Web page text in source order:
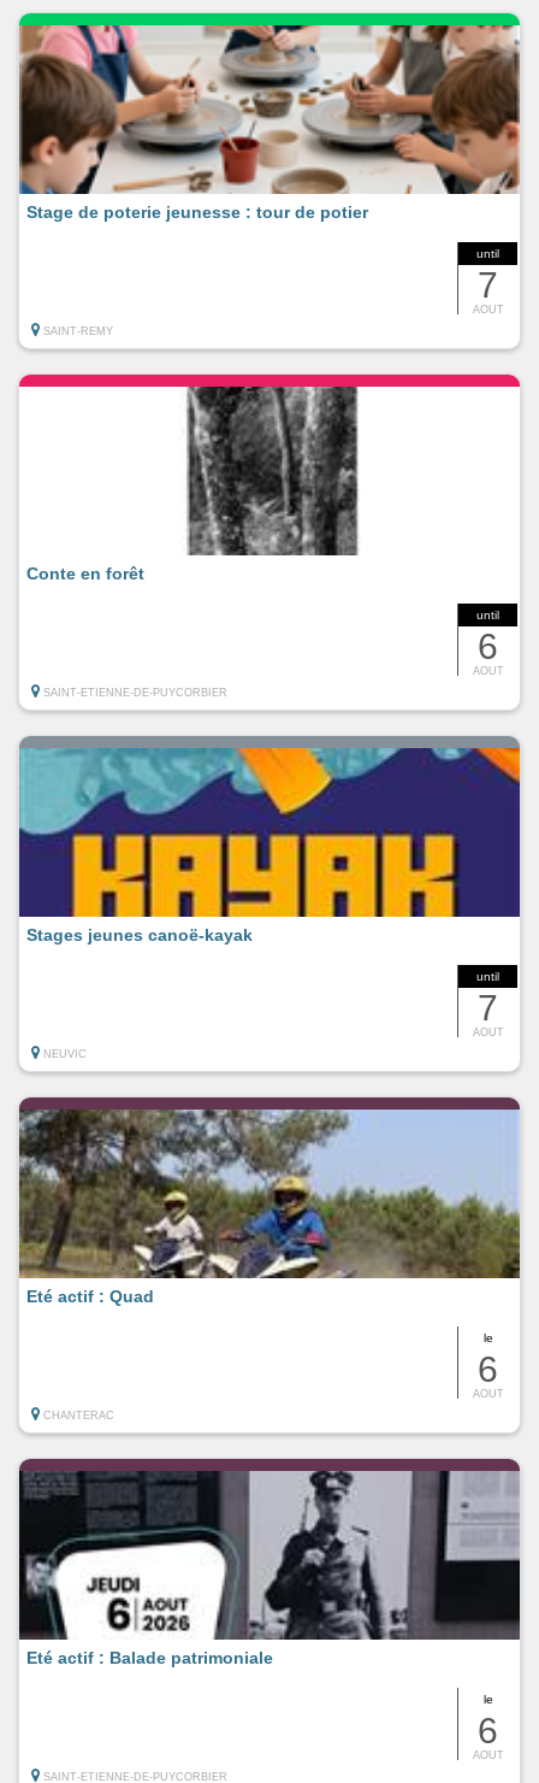
until
7
AOUT
Stage de poterie jeunesse : tour de potier
SAINT-REMY
until
6
AOUT
Conte en forêt
SAINT-ETIENNE-DE-PUYCORBIER
until
7
AOUT
Stages jeunes canoë-kayak
NEUVIC
le
6
AOUT
Eté actif : Quad
CHANTERAC
le
6
AOUT
Eté actif : Balade patrimoniale
SAINT-ETIENNE-DE-PUYCORBIER